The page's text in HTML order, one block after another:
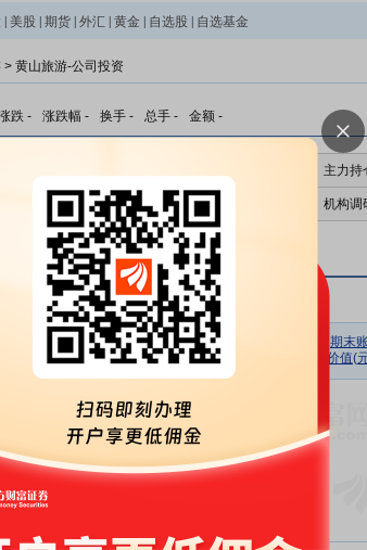
美股 期货 外汇 黄金 自选股 自选基金
> 黄山旅游-公司投资
跌 - 涨跌幅 - 换手 - 总手 - 金额 -
主力持
股东大会 个股研报 机构调
初始投资
金额(元)
持股数量
(股)
期初余额
(元)
期末
价值(
暂无数据